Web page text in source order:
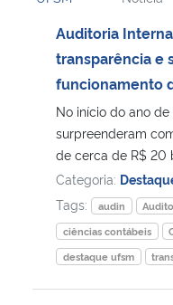
Auditoria
transparência e
funcionamento
No início do ano
surpreenderam
de cerca de R$ 20
Categoria:
Tags:
audin
ciências contábeis
destaque ufsm